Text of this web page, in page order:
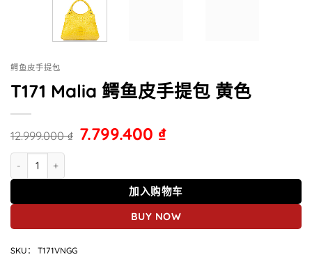
鳄鱼皮手提包
T171 Malia 鳄鱼皮手提包 黄色
12.999.000₫ 7.799.400 ₫
T171 Malia 鳄鱼皮手提包 黄色 数量
加入购物车
BUY NOW
SKU： T171VNGG